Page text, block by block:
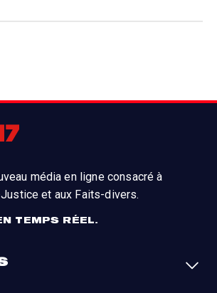
média en ligne consacré à
et aux Faits-divers.
TEMPS RÉEL.